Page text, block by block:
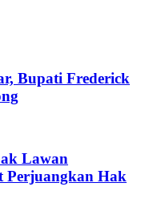
Bupati Frederick
Lawan
Perjuangkan Hak